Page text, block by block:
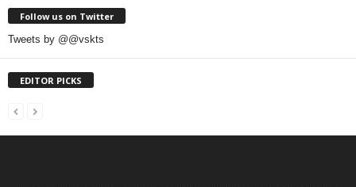
Follow us on Twitter
Tweets by @@vskts
EDITOR PICKS